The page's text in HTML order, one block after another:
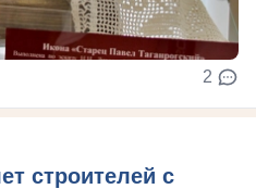
2
строителей с